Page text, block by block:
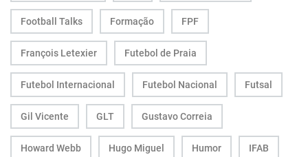
Football Talks Formação FPF
François Letexier Futebol de Praia
Futebol Internacional Futebol Nacional Futsal
Gil Vicente GLT Gustavo Correia
Howard Webb Hugo Miguel Humor IFAB